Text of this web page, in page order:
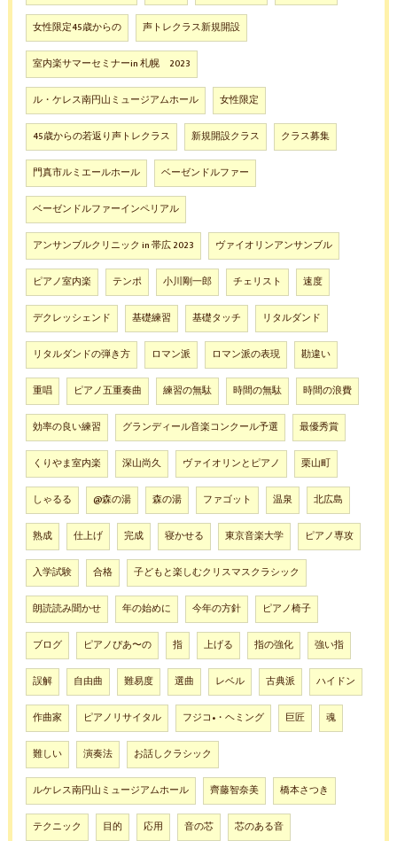
女性限定45歳からの 声トレクラス新規開設
室内楽サマーセミナーin 札幌 2023
ル・ケレス南円山ミュージアムホール 女性限定
45歳からの若返り声トレクラス 新規開設クラス クラス募集
門真市ルミエールホール ベーゼンドルファー
ベーゼンドルファーインペリアル
アンサンブルクリニック in 帯広 2023 ヴァイオリンアンサンブル
ピアノ室内楽 テンポ 小川剛一郎 チェリスト 速度
デクレッシェンド 基礎練習 基礎タッチ リタルダンド
リタルダンドの弾き方 ロマン派 ロマン派の表現 勘違い
重唱 ピアノ五重奏曲 練習の無駄 時間の無駄 時間の浪費
効率の良い練習 グランディール音楽コンクール予選 最優秀賞
くりやま室内楽 深山尚久 ヴァイオリンとピアノ 栗山町
しゃるる @森の湯 森の湯 ファゴット 温泉 北広島
熟成 仕上げ 完成 寝かせる 東京音楽大学 ピアノ専攻
入学試験 合格 子どもと楽しむクリスマスクラシック
朗読読み聞かせ 年の始めに 今年の方針 ピアノ椅子
ブログ ピアノぴあ〜の 指 上げる 指の強化 強い指
誤解 自由曲 難易度 選曲 レベル 古典派 ハイドン
作曲家 ピアノリサイタル フジコ•・ヘミング 巨匠 魂
難しい 演奏法 お話しクラシック
ルケレス南円山ミュージアムホール 齊藤智奈美 橋本さつき
テクニック 目的 応用 音の芯 芯のある音